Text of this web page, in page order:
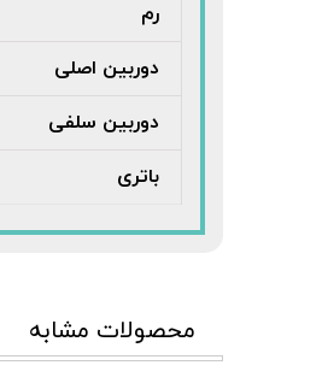
رم
دوربین اصلی
دوربین سلفی
باتری
محصولات مشابه